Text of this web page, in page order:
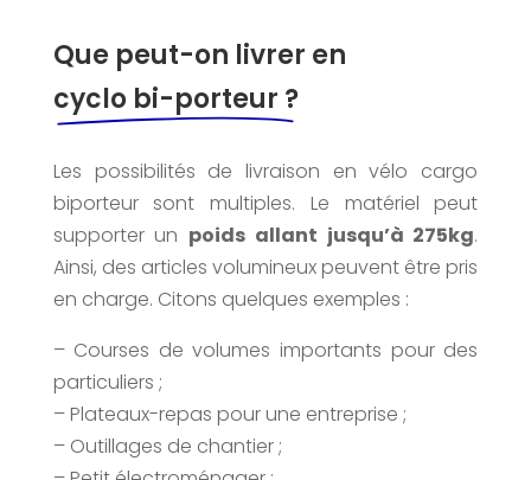
Que peut-on livrer en
cyclo bi-porteur ?
Les possibilités de livraison en vélo cargo
biporteur sont multiples. Le matériel peut
supporter un poids allant jusqu’à 275kg.
Ainsi, des articles volumineux peuvent être pris
en charge. Citons quelques exemples :
– Courses de volumes importants pour des
particuliers ;
– Plateaux-repas pour une entreprise ;
– Outillages de chantier ;